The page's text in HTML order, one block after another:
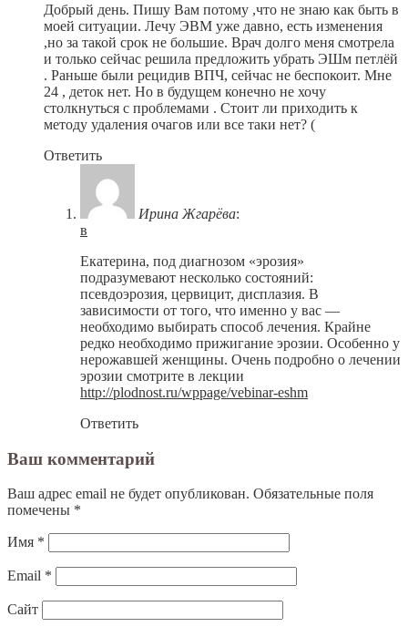
Добрый день. Пишу Вам потому ,что не знаю как быть в
моей ситуации. Лечу ЭВМ уже давно, есть изменения
,но за такой срок не большие. Врач долго меня смотрела
и только сейчас решила предложить убрать ЭШм петлёй
. Раньше были рецидив ВПЧ, сейчас не беспокоит. Мне
24 , деток нет. Но в будущем конечно не хочу
столкнуться с проблемами . Стоит ли приходить к
методу удаления очагов или все таки нет? (
Ответить
Ирина Жгарёва:
в
Екатерина, под диагнозом «эрозия»
подразумевают несколько состояний:
псевдоэрозия, цервицит, дисплазия. В
зависимости от того, что именно у вас —
необходимо выбирать способ лечения. Крайне
редко необходимо прижигание эрозии. Особенно у
нерожавшей женщины. Очень подробно о лечении
эрозии смотрите в лекции
http://plodnost.ru/wppage/vebinar-eshm
Ответить
Ваш комментарий
Ваш адрес email не будет опубликован. Обязательные поля
помечены *
Имя *
Email *
Сайт